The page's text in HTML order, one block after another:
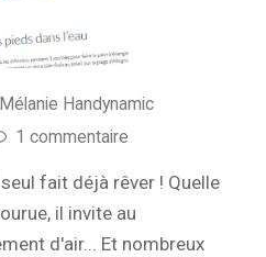
Mélanie Handynamic
1 commentaire
fait déjà rêver ! Quelle
il invite au
d'air... Et nombreux